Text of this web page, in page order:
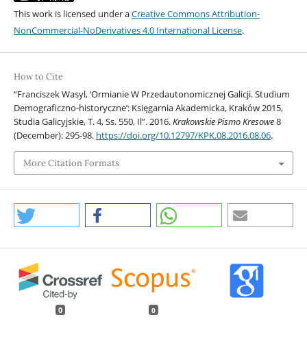
This work is licensed under aCreative Commons Attribution-
NonCommercial-NoDerivatives 4.0 International License.
How to Cite
“Franciszek Wasyl, ‘Ormianie W Przedautonomicznej Galicji. Studium
Demograficzno-historyczne’: Księgarnia Akademicka, Kraków 2015,
Studia Galicyjskie, T. 4, Ss. 550, Il”. 2016.Krakowskie Pismo Kresowe8
(December): 295-98. https://doi.org/10.12797/KPK.08.2016.08.06.
More Citation Formats
0 0